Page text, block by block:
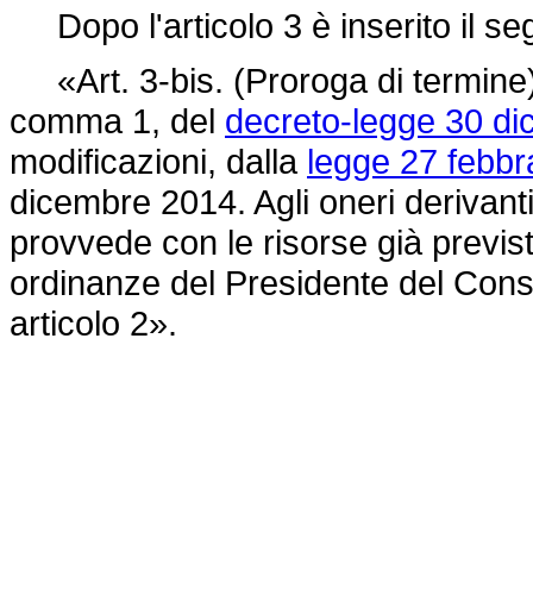
Dopo l'articolo 3 è inserito il
«Art. 3-bis. (Proroga di
comma 1, del decreto-legge 30
modificazioni, dalla legge 27
dicembre 2014. Agli oneri
provvede con le risorse già
ordinanze del Presidente del
articolo 2».